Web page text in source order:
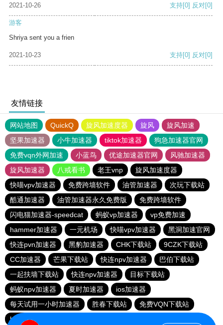
2021-10-26 支持[0] 反对[0]
游客
Shriya sent you a frien
2021-10-23 支持[0] 反对[0]
友情链接
网站地图 QuickQ 旋风加速度器 旋风
旋风加速
坚果加速器
小牛加速器 tiktok加速器
狗急加速器官网
免费vqn外网加速
小蓝鸟 优途加速器官网
风驰加速器
旋风加速器
八戒看书 老王vnp
旋风加速度器
快喵vpv加速器
免费跨墙软件 油管加速器
次玩下载站
酷通加速器
油管加速器永久免费版
免费跨墙软件
闪电猫加速器-speedcat
蚂蚁vp加速器
vp免费加速
hammer加速器
一元机场 快喵vpv加速器
黑洞加速官网
快连pvn加速器
黑豹加速器 CHK下载站
9CZK下载站
CC加速器
芒果下载站 快连npv加速器
巴伯下载站
一起扶墙下载站
快连npv加速器
目标下载站
蚂蚁npv加速器
夏时加速器
ios加速器
每天试用一小时加速器
胜春下载站
免费VQN下载站
hammer加速器